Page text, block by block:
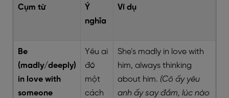
Cụm từ
Ý
nghĩa
Ví dụ
Be
(madly/deeply)
in love with
someone
Yêu ai
đó
một
cách
She’s madly in love with
him, always thinking
about him. (Cô ấy yêu
anh ấy say đắm, lúc nào